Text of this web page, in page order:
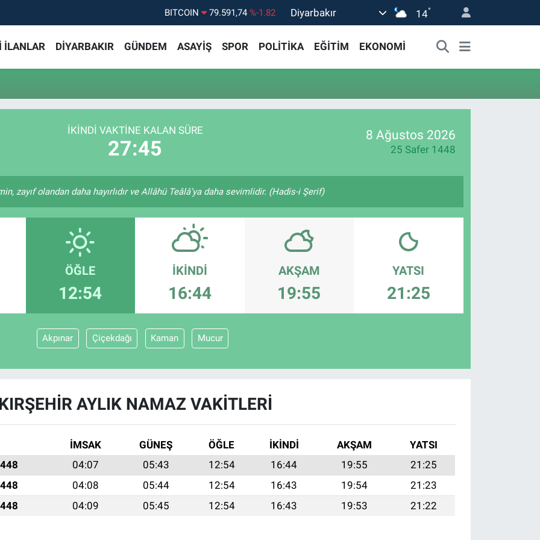
BITCOIN 79.591,74 %-1.82
G.ALTIN
6862,09000 %0.19
Diyarbakır 14°
İLANLAR DİYARBAKIR GÜNDEM ASAYİŞ SPOR POLİTİKA EĞİTİM EKONOMİ
İKINDI VAKTİNE KALAN SÜRE
27:45
8 Ağustos 2026
25 Safer 1448
zayıf olandan daha hayırlıdır ve Allâhü Teâlâ’ya daha sevimlidir. (Hadis-i Şerif)
ÖĞLE
12:54
İKINDI
16:44
AKŞAM
19:55
YATSI
21:25
Akpınar Çiçekdağı Kaman Mucur
AYLIK NAMAZ VAKITLERI
İMSAK GÜNEŞ ÖĞLE İKINDI AKŞAM
YATSI
04:07 05:43 12:54 16:44 19:55
21:25
04:08 05:44 12:54 16:43 19:54
21:23
04:09 05:45 12:54 16:43 19:53 21:22